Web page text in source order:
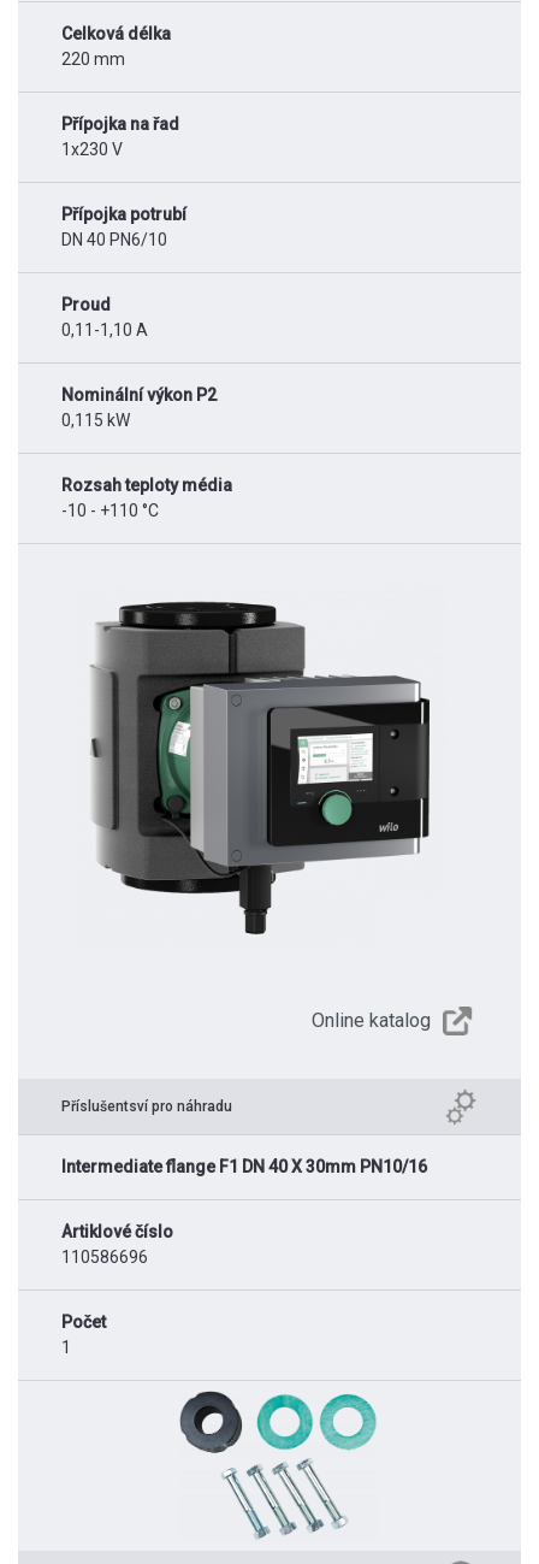
Celková délka
220 mm
Přípojka na řad
1x230 V
Přípojka potrubí
DN 40 PN6/10
Proud
0,11-1,10 A
Nominální výkon P2
0,115 kW
Rozsah teploty média
-10 - +110 °C
Online katalog
Příslušentsví pro náhradu
Intermediate flange F1 DN 40 X 30mm PN10/16
Artiklové číslo
110586696
Počet
1